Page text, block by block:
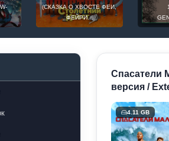
(СКАЗКА О ХВОСТЕ ФЕИ,
ФЕЙРИ...
Спасатели
версия /
4.11 GB